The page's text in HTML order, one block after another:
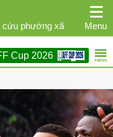
Menu
cứu phường xã
doanh Giải trí
Phái đẹp
Cup 2026